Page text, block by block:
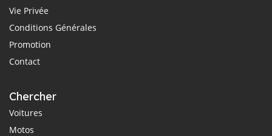
Vie Privée
Conditions Générales
Promotion
Contact
Chercher
Voitures
Motos